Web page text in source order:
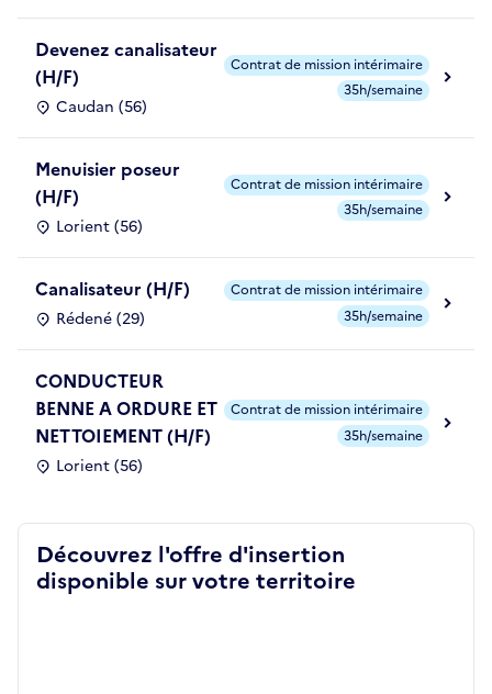
Devenez canalisateur
(H/F)
Caudan (56)
Contrat de mission intérimaire
35h/semaine
Menuisier poseur
(H/F)
Lorient (56)
Contrat de mission intérimaire
35h/semaine
Canalisateur (H/F)
Rédené (29)
Contrat de mission intérimaire
35h/semaine
CONDUCTEUR
BENNE A ORDURE ET
NETTOIEMENT (H/F)
Lorient (56)
Contrat de mission intérimaire
35h/semaine
Découvrez l'offre d'insertion
disponible sur votre territoire